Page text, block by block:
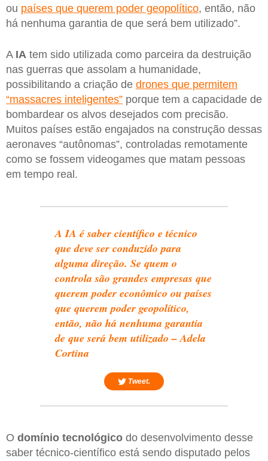
ou países que querem poder geopolítico, então, não
há nenhuma garantia de que será bem utilizado”.
A IA tem sido utilizada como parceira da destruição
nas guerras que assolam a humanidade,
possibilitando a criação de drones que permitem
“massacres inteligentes” porque tem a capacidade de
bombardear os alvos desejados com precisão.
Muitos países estão engajados na construção dessas
aeronaves “autônomas”, controladas remotamente
como se fossem videogames que matam pessoas
em tempo real.
A IA é saber científico e técnico
que deve ser conduzido para
alguma direção. Se quem o
controla são grandes empresas que
querem poder econômico ou países
que querem poder geopolítico,
então, não há nenhuma garantia
de que será bem utilizado – Adela
Cortina
Tweet.
O domínio tecnológico do desenvolvimento desse
saber técnico-científico está sendo disputado pelos